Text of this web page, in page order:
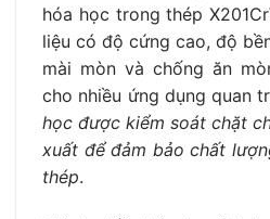
hóa học trong thép
liệu có độ cứng cao, độ
mài mòn và chống ăn
cho nhiều ứng dụng quan
học được kiểm soát chặt
xuất để đảm bảo chất
thép.